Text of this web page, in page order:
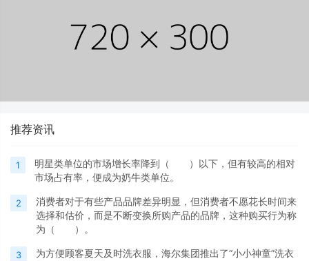
推荐资讯
1
明星类单位的市场增长率降到（ ）以下，但有较高的相对
市场占有率，便成为奶牛类单位。
2
消费者对于有些产品品牌差异明显，但消费者不愿花长时间来
选择和估价，而是不断变换所购产品的品牌，这种购买行为称
为（ ）。
3
为方便顾客夏天及时洗衣服，海尔集团推出了“小小神童”洗衣